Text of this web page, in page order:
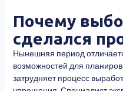
Почему
сделался
Нынешняя период
возможностей для
затрудняет процесс